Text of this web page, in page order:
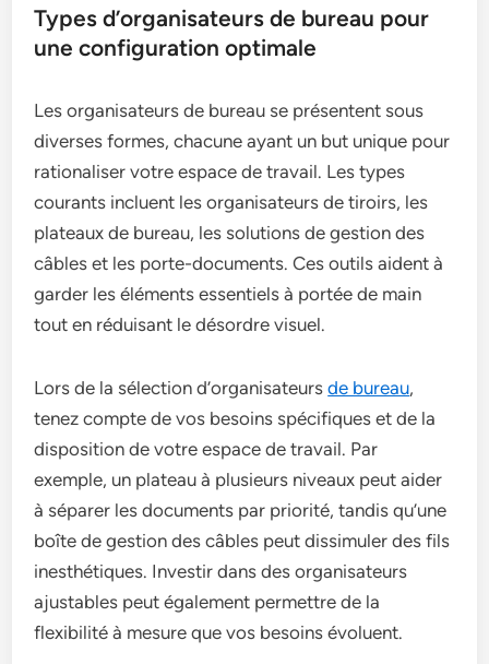
Types d’organisateurs de bureau pour
une configuration optimale
Les organisateurs de bureau se présentent sous
diverses formes, chacune ayant un but unique pour
rationaliser votre espace de travail. Les types
courants incluent les organisateurs de tiroirs, les
plateaux de bureau, les solutions de gestion des
câbles et les porte-documents. Ces outils aident à
garder les éléments essentiels à portée de main
tout en réduisant le désordre visuel.
Lors de la sélection d’organisateursde bureau,
tenez compte de vos besoins spécifiques et de la
disposition de votre espace de travail. Par
exemple, un plateau à plusieurs niveaux peut aider
à séparer les documents par priorité, tandis qu’une
boîte de gestion des câbles peut dissimuler des fils
inesthétiques. Investir dans des organisateurs
ajustables peut également permettre de la
flexibilité à mesure que vos besoins évoluent.